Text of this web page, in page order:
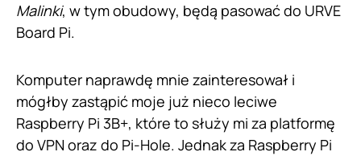
Malinki, w tym obudowy, będą pasować do URVE
Board Pi.
Komputer naprawdę mnie zainteresował i
mógłby zastąpić moje już nieco leciwe
Raspberry Pi 3B+, które to służy mi za platformę
do VPN oraz do Pi-Hole. Jednak za Raspberry Pi